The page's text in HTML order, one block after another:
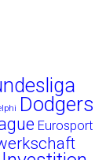
Dodgers
Eurosport
Investition